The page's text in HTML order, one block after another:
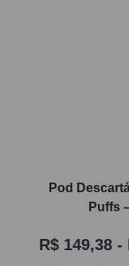
Pod
Puffs
R$ 149,38 -